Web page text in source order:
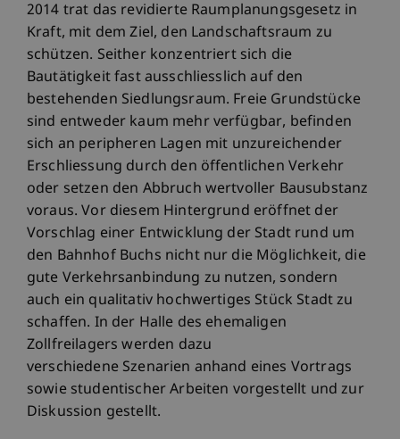
2014 trat das revidierte Raumplanungsgesetz in
Kraft, mit dem Ziel, den Landschaftsraum zu
schützen. Seither konzentriert sich die
Bautätigkeit fast ausschliesslich auf den
bestehenden Siedlungsraum. Freie Grundstücke
sind entweder kaum mehr verfügbar, befinden
sich an peripheren Lagen mit unzureichender
Erschliessung durch den öffentlichen Verkehr
oder setzen den Abbruch wertvoller Bausubstanz
voraus. Vor diesem Hintergrund eröffnet der
Vorschlag einer Entwicklung der Stadt rund um
den Bahnhof Buchs nicht nur die Möglichkeit, die
gute Verkehrsanbindung zu nutzen, sondern
auch ein qualitativ hochwertiges Stück Stadt zu
schaffen. In der Halle des ehemaligen
Zollfreilagers werden dazu
verschiedene Szenarien anhand eines Vortrags
sowie studentischer Arbeiten vorgestellt und zur
Diskussion gestellt.